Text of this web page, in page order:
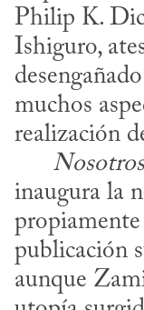
Philip K.
Ishiguro,
muchos
realización
Nosotros
inaugura la
propiamente
publicación
aunque